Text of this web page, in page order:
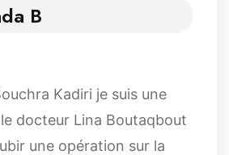
B
Kadiri je suis une
docteur Lina Boutaqbout
une opération sur la